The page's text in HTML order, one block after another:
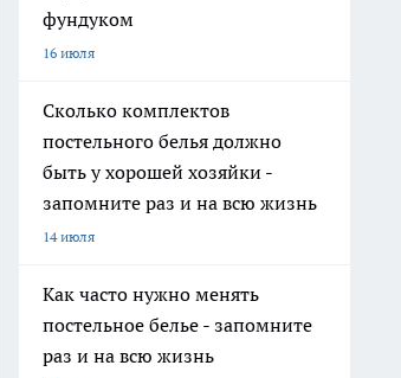
фундуком
16 июля
Сколько комплектов
постельного белья должно
быть у хорошей хозяйки -
запомните раз и на всю жизнь
14 июля
Как часто нужно менять
постельное белье - запомните
раз и на всю жизнь